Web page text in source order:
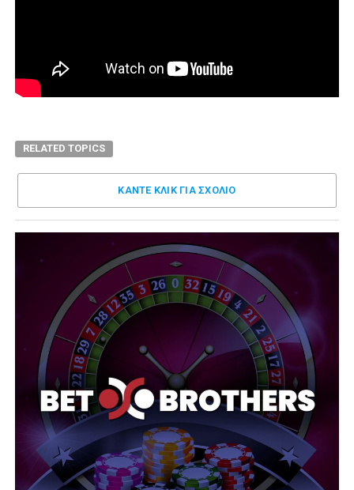
RELATED TOPICS
ΚΑΝΤΕ ΚΛΊΚ ΓΙΑ ΣΧΌΛΙΟ